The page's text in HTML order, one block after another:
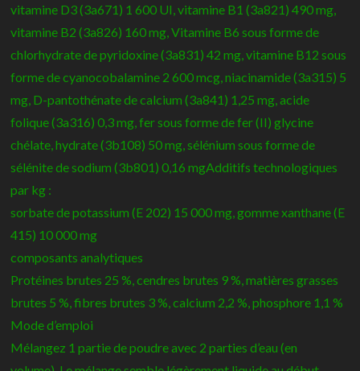
vitamine D3 (3a671) 1 600 UI, vitamine B1 (3a821) 490 mg,
vitamine B2 (3a826) 160 mg, Vitamine B6 sous forme de
chlorhydrate de pyridoxine (3a831) 42 mg, vitamine B12 sous
forme de cyanocobalamine 2 600 mcg, niacinamide (3a315) 5
mg, D-pantothénate de calcium (3a841) 1,25 mg, acide
folique (3a316) 0,3 mg, fer sous forme de fer (II) glycine
chélate, hydrate (3b108) 50 mg, sélénium sous forme de
sélénite de sodium (3b801) 0,16 mgAdditifs technologiques
par kg :
sorbate de potassium (E 202) 15 000 mg, gomme xanthane (E
415) 10 000 mg
composants analytiques
Protéines brutes 25 %, cendres brutes 9 %, matières grasses
brutes 5 %, fibres brutes 3 %, calcium 2,2 %, phosphore 1,1 %
Mode d’emploi
Mélangez 1 partie de poudre avec 2 parties d’eau (en